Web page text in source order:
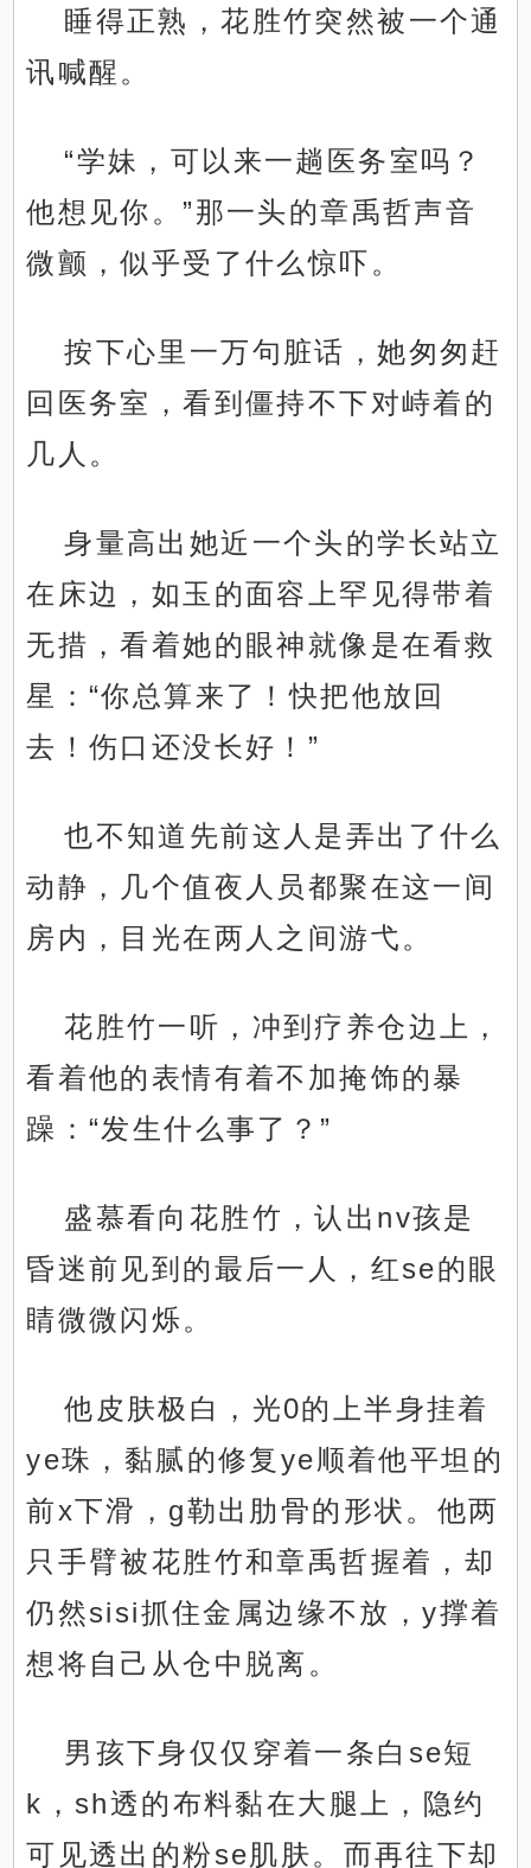
睡得正熟，花胜竹突然被一个通
讯喊醒。
“学妹，可以来一趟医务室吗？
他想见你。”那一头的章禹哲声音
微颤，似乎受了什么惊吓。
按下心里一万句脏话，她匆匆赶
回医务室，看到僵持不下对峙着的
几人。
身量高出她近一个头的学长站立
在床边，如玉的面容上罕见得带着
无措，看着她的眼神就像是在看救
星：“你总算来了！快把他放回
去！伤口还没长好！”
也不知道先前这人是弄出了什么
动静，几个值夜人员都聚在这一间
房内，目光在两人之间游弋。
花胜竹一听，冲到疗养仓边上，
看着他的表情有着不加掩饰的暴
躁：“发生什么事了？”
盛慕看向花胜竹，认出nv孩是
昏迷前见到的最后一人，红se的眼
睛微微闪烁。
他皮肤极白，光0的上半身挂着
ye珠，黏腻的修复ye顺着他平坦的
前x下滑，g勒出肋骨的形状。他两
只手臂被花胜竹和章禹哲握着，却
仍然sisi抓住金属边缘不放，y撑着
想将自己从仓中脱离。
男孩下身仅仅穿着一条白se短
k，sh透的布料黏在大腿上，隐约
可见透出的粉se肌肤。而再往下却